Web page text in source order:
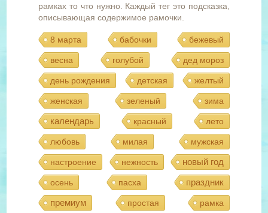
рамках то что нужно. Каждый тег это подсказка,
описывающая содержимое рамочки.
8 марта бабочки бежевый
весна голубой дед мороз
день рождения детская желтый
женская зеленый зима
календарь красный лето
любовь милая мужская
настроение нежность новый год
осень пасха
праздник
премиум
простая рамка